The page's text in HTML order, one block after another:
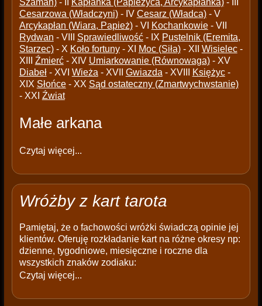
Szaman)- II Kapłanka (Papieżyca, Arcykapłanka)- III
Cesarzowa (Władczyni)- IV Cesarz (Władca)- V
Arcykapłan (Wiara, Papież)- VI Kochankowie- VII
Rydwan - VIII Sprawiedliwość- IX Pustelnik (Eremita,
Starzec)- X Koło fortuny- XI Moc (Siła)- XII Wisielec-
XIII Źmierć- XIV Umiarkowanie (Równowaga)- XV
Diabeł- XVI Wieża - XVII Gwiazda - XVIII Księżyc-
XIX Słońce- XX Sąd ostateczny (Zmartwychwstanie)
- XXI Źwiat
Małe arkana
Czytaj więcej...
Wróżby z kart tarota
Pamiętaj, że o fachowości wróżki świadczą opinie jej
klientów. Oferuję rozkładanie kart na różne okresy np:
dzienne, tygodniowe, miesięczne i roczne dla
wszystkich znaków zodiaku:
Czytaj więcej...